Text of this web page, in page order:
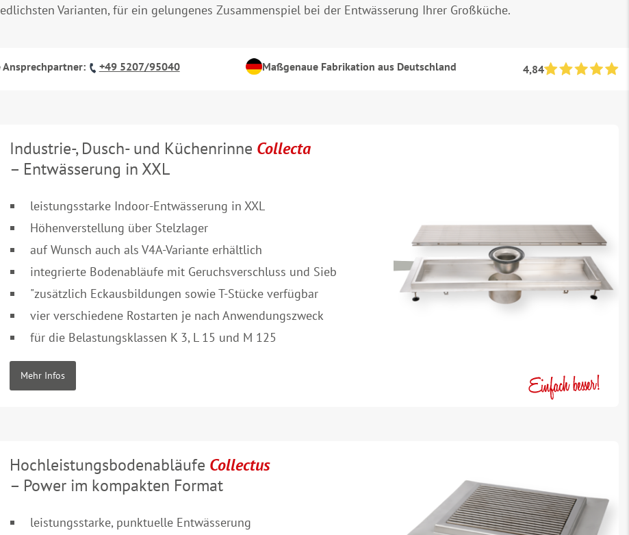
Varianten, für ein gelungenes Zusammenspiel bei der Entwässerung Ihrer Großküche.
Ansprechpartner: +49 5207/95040 Maßgenaue Fabrikation aus Deutschland 4,84
Industrie-, Dusch- und Küchenrinne Collecta
– Entwässerung in XXL
leistungsstarke Indoor-Entwässerung in XXL
Höhenverstellung über Stelzlager
auf Wunsch auch als V4A-Variante erhältlich
integrierte Bodenabläufe mit Geruchsverschluss und Sieb
"zusätzlich Eckausbildungen sowie T-Stücke verfügbar
vier verschiedene Rostarten je nach Anwendungszweck
für die Belastungsklassen K 3, L 15 und M 125
Mehr Infos
Hochleistungsbodenabläufe Collectus
– Power im kompakten Format
leistungsstarke, punktuelle Entwässerung